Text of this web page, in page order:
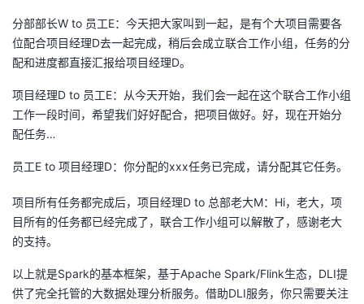
分部部长W to 员工E：今天把大家叫到一起，是有个大项目需要各
位配合项目经理D去一起完成，稍后会成立联合工作小组，任务的分
配和进度都直接汇报给项目经理D。
项目经理D to 员工E：从今天开始，我们会一起在这个联合工作小组
工作一段时间，希望我们好好配合，把项目做好。好，现在开始分
配任务…
员工E to 项目经理D：你分配的xxx任务已完成，请分配其它任务。
项目所有任务都完成后，项目经理D to 总部老大M：Hi，老大，项
目所有的任务都已经完成了，联合工作小组可以解散了，感谢老大
的支持。
以上就是Spark的基本框架，基于Apache Spark/Flink生态，DLI提
供了完全托管的大数据处理分析服务。借助DLI服务，你只需要关注